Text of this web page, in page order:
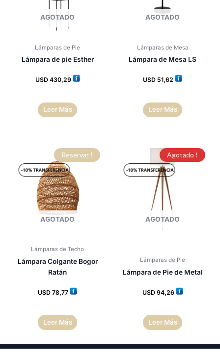
AGOTADO
Lámparas de Pie
Lámpara de pie Esther
USD430,29
Leer Más
AGOTADO
Lámparas de Mesa
Lámpara de Mesa LS
USD 51,62
Leer Más
Reservar !
AGOTADO
Lámparas de Techo
Lámpara Colgante Bogor
Ratán
USD 78,77
Leer Más
Agotado !
AGOTADO
Lámparas de Pie
Lámpara de Pie de Metal
USD94,26
Leer Más